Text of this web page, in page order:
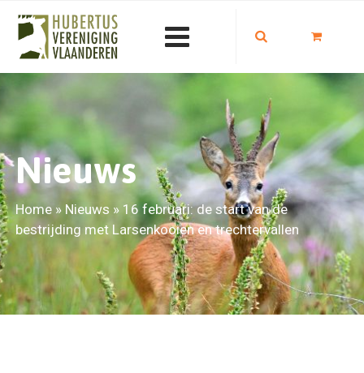
Nieuws
Home» Nieuws » 16 februari: de start van de
bestrijding met Larsenkooien en trechtervallen